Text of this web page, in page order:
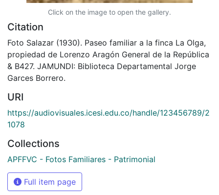
Click on the image to open the gallery.
Citation
Foto Salazar (1930). Paseo familiar a la finca La Olga,
propiedad de Lorenzo Aragón General de la República
& B427. JAMUNDI: Biblioteca Departamental Jorge
Garces Borrero.
URI
https://audiovisuales.icesi.edu.co/handle/123456789/2
1078
Collections
APFFVC - Fotos Familiares - Patrimonial
Full item page